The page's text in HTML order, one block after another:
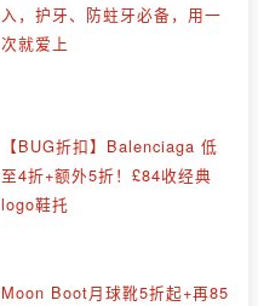
入，护牙、防蛀牙必备，用一
次就爱上
【BUG折扣】Balenciaga 低
至4折+额外5折！£84收经典
logo鞋托
Moon Boot月球靴5折起+再85